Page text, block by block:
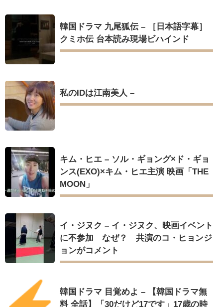
韓国ドラマ 九尾狐伝 – ［日本語字幕］
クミホ伝 台本読み現場ビハインド
私のIDは江南美人 –
キム・ヒエ – ソル・ギョング×ド・ギョ
ンス(EXO)×キム・ヒエ主演 映画「THE
MOON」
イ・ジヌク – イ・ジヌク、映画イベント
に不参加 なぜ？ 共演のコ・ヒョンジ
ョンがコメント
韓国ドラマ 目覚めよ – 【韓国ドラマ無
料 全話】「30だけど17です」17歳の時